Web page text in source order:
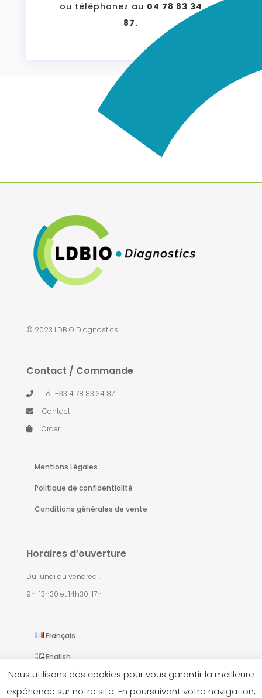
ou téléphonez au 04 78 83 34
87.
© 2023 LDBIO Diagnostics
Contact / Commande
Tél. +33 4 78 83 34 87
Contact
Order
Mentions Légales
Politique de confidentialité
Conditions générales de vente
Horaires d’ouverture
Du lundi au vendredi,
9h-13h30 et 14h30-17h
Français
English
Nous utilisons des cookies pour vous garantir la meilleure
expérience sur notre site. En poursuivant votre navigation,